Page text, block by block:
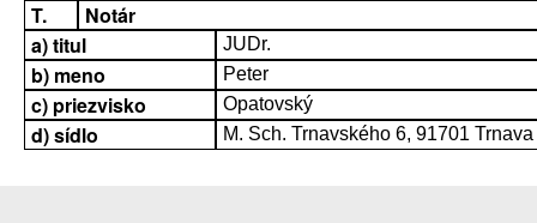
T.
Notár
a) titul
JUDr.
b) meno Peter
c) priezvisko Opatovský
d) sídlo M. Sch. Trnavského 6, 91701 Trnava